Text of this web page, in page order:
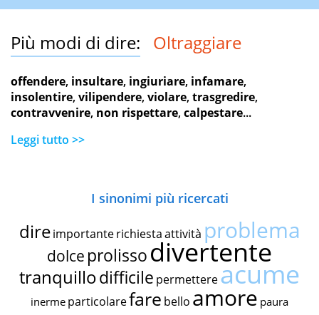
Più modi di dire: Oltraggiare
offendere, insultare, ingiuriare, infamare,
insolentire,vilipendere,violare,trasgredire,
contravvenire, non rispettare,calpestare...
Leggi tutto >>
I sinonimi più ricercati
dire importante richiestaattività problema
dolce prolissodivertente
tranquillodifficile permettereacume
inerme particolarefare bello amore paura